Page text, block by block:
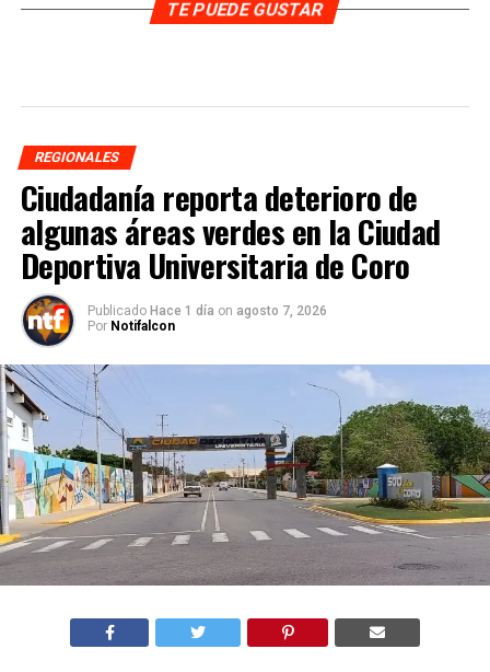
TE PUEDE GUSTAR
REGIONALES
Ciudadanía reporta deterioro de
algunas áreas verdes en la Ciudad
Deportiva Universitaria de Coro
Publicado Hace 1 día on agosto 7, 2026
Por Notifalcon